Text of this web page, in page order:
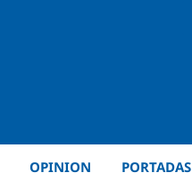
OPINION PORTADAS